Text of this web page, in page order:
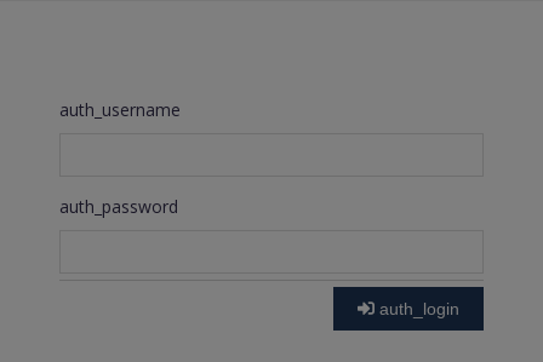
auth_username
auth_password
auth_login